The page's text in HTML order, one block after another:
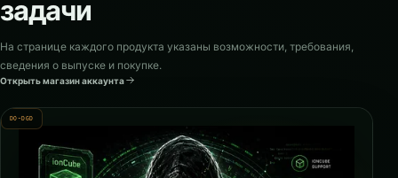
задачи
На странице каждого продукта указаны возможности, требования,
сведения о выпуске и покупке.
Открыть магазин аккаунта
DO-DGD